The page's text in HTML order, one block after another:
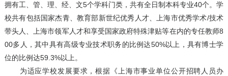
拥有工、管、理、经、文5个学科门类，共有全日制本科专业40个。学
校共有包括国家杰青、教育部新世纪优秀人才、上海市优秀学术/技术
带头人、上海市领军人才和享受国家政府特殊津贴等在内的专任教师8
00多人，其中具有高级专业技术职务的比例达50%以上，具有博士学
位的比例达59.3%以上。
为适应学校发展要求，根据《上海市事业单位公开招聘人员办